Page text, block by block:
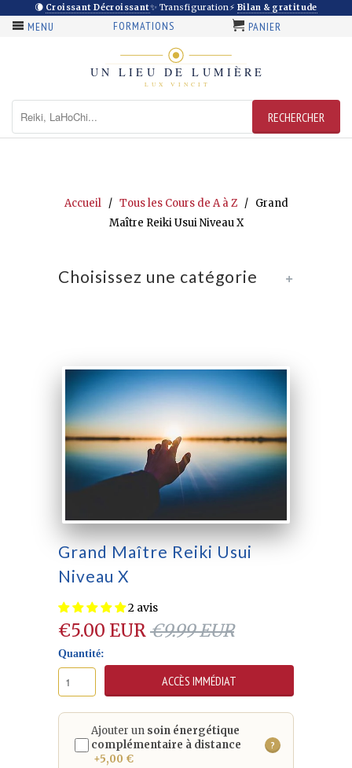
🌘 Croissant Décroissant✨ Transfiguration⚡ Bilan & gratitude
MENU FORMATIONS PANIER
Accueil/ Tous les Cours de A à Z/ Grand
Maître Reiki Usui Niveau X
+
Choisissez une catégorie
Grand Maître Reiki Usui
Niveau X
2 avis
€5.00 EUR€9.99 EUR
Quantité:
Ajouter un soin énergétique
complémentaire à distance
+5,00 €
?